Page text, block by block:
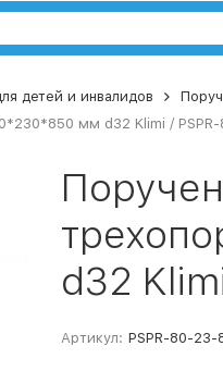
детей и инвалидов
мм d32 Klimi /
d32
Артикул: PSPR-80-23-